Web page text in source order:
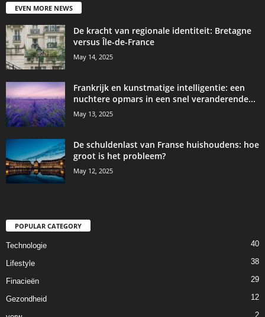
EVEN MORE NEWS
De kracht van regionale identiteit: Bretagne
versus Île-de-France
May 14, 2025
Frankrijk en kunstmatige intelligentie: een
nuchtere opmars in een snel veranderende...
May 13, 2025
De schuldenlast van Franse huishoudens: hoe
groot is het probleem?
May 12, 2025
POPULAR CATEGORY
Technologie 40
Lifestyle 38
Finacieën 29
Gezondheid 12
2